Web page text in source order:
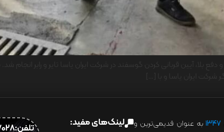
۱۳۴۷ به عنوان قدیمی‌ترین و
لینک‌های مفید: تلفن:65607028(021)